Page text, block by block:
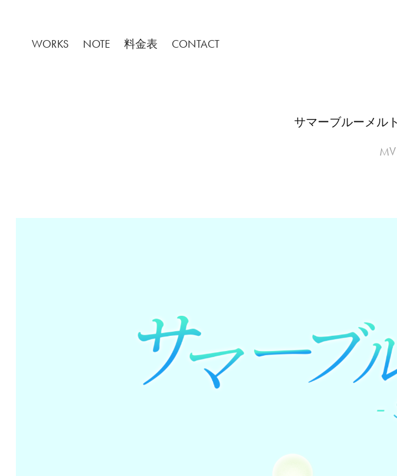
WORKS NOTE 料金表 CONTACT
サマーブルーメ
MV